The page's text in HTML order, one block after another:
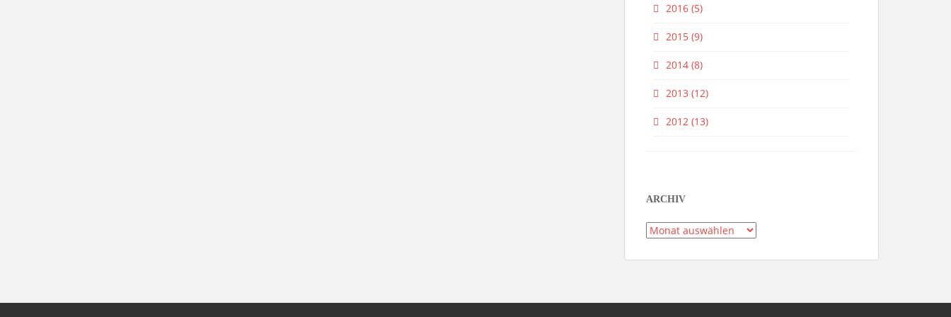
2016 (5)
2015 (9)
2014 (8)
2013 (12)
2012 (13)
ARCHIV
Archiv